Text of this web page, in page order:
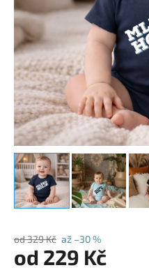
od 329 Kč až –30 %
od 229 Kč